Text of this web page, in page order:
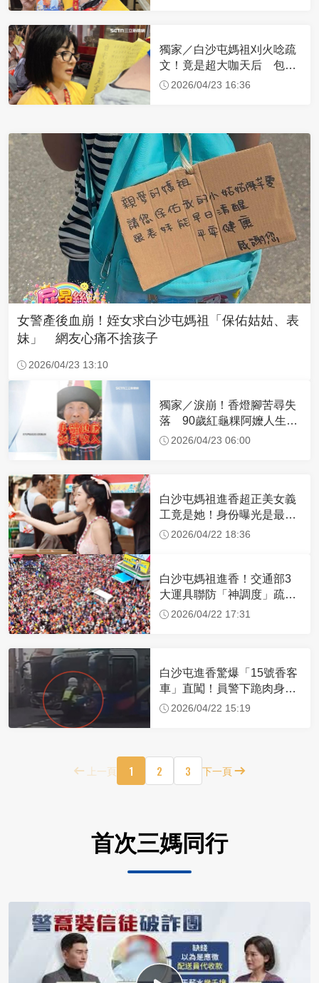
獨家／白沙屯媽祖刈火唸疏
文！竟是超大咖天后 包尿
布忍尿5小時不喊累
2026/04/23 16:36
女警產後血崩！姪女求白沙屯媽祖「保佑姑姑、表
妹」 網友心痛不捨孩子
2026/04/23 13:10
獨家／淚崩！香燈腳苦尋失
落 90歲紅龜粿阿嬤人生謝
幕2026/04/23 06:00
白沙屯媽祖進香超正美女義
工竟是她！身份曝光是最美
禮生 一輩子不結婚
2026/04/22 18:36
白沙屯媽祖進香！交通部3
大運具聯防「神調度」疏運
32.1萬創新高
2026/04/22 17:31
白沙屯進香驚爆「15號香客
車」直闖！員警下跪肉身擋
車：讓行人先過
2026/04/22 15:19
上一頁 1 2 3 下一頁
首次三媽同行